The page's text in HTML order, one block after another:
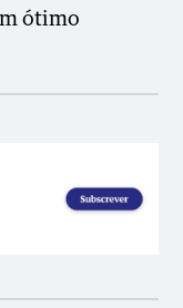
ótimo